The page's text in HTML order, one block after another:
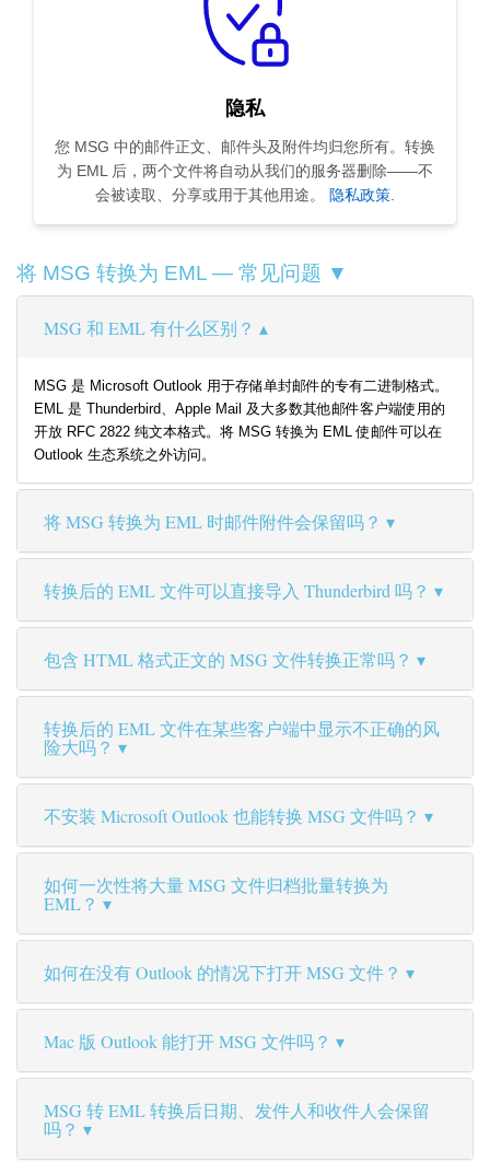
隐私
您 MSG 中的邮件正文、邮件头及附件均归您所有。转换
为 EML 后，两个文件将自动从我们的服务器删除——不
会被读取、分享或用于其他用途。
隐私政策
将 MSG 转换为 EML — 常见问题 ▼
MSG 和 EML 有什么区别？
MSG 是 Microsoft Outlook 用于存储单封邮件的专有二进制格式。
EML 是 Thunderbird、Apple Mail 及大多数其他邮件客户端使用的
开放 RFC 2822 纯文本格式。将 MSG 转换为 EML 使邮件可以在
Outlook 生态系统之外访问。
将 MSG 转换为 EML 时邮件附件会保留吗？
转换后的 EML 文件可以直接导入 Thunderbird 吗？
包含 HTML 格式正文的 MSG 文件转换正常吗？
转换后的 EML 文件在某些客户端中显示不正确的风
险大吗？
不安装 Microsoft Outlook 也能转换 MSG 文件吗？
如何一次性将大量 MSG 文件归档批量转换为
EML？
如何在没有 Outlook 的情况下打开 MSG 文件？
Mac 版 Outlook 能打开 MSG 文件吗？
MSG 转 EML 转换后日期、发件人和收件人会保留
吗？